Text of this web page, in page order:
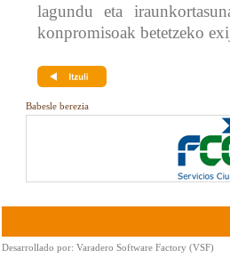
lagundu eta
konpromisoak betetzeko
Babesle berezia
Desarrollado por: Varadero Software Factory (VSF)